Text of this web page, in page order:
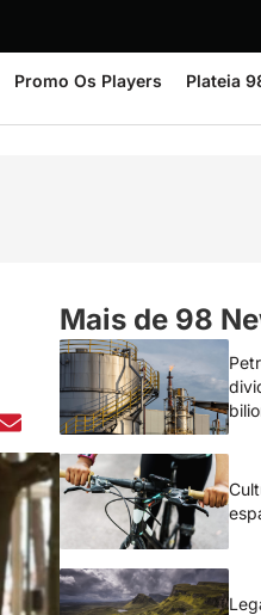
Promo Os Players Plateia
Mais de 98